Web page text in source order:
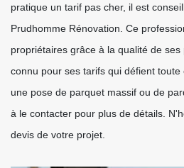
pratique un tarif pas cher, il est
Prudhomme Rénovation. Ce
propriétaires grâce à la qualité de
connu pour ses tarifs qui défient
une pose de parquet massif ou de
à le contacter pour plus de détails.
devis de votre projet.